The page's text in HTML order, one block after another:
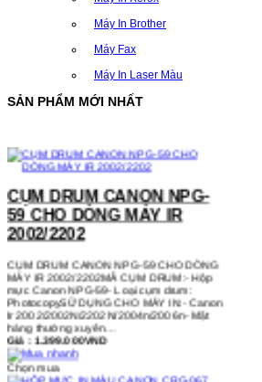
Máy In Brother
Máy Fax
Máy In Laser Màu
SẢN PHẨM MỚI NHẤT
CỤM DRUM CANON NPG-
59 CHO DÒNG MÁY IR
2002/2202
CỤM DRUM CANON NPG-59 CHO DÒNG
MÁY IR 2002/2202MÃ CỤM DRUM:- Hộp
mực Canon NPG-59- Loại cụm drum:
PhotocopySỬ DỤNG CHO MÁY IN:- Canon
Ir 2002/2002N/2202N/2004n/2006n- Mặt
hàng thường xuyên…
Giá : 1.399.000VND
Chọn mua